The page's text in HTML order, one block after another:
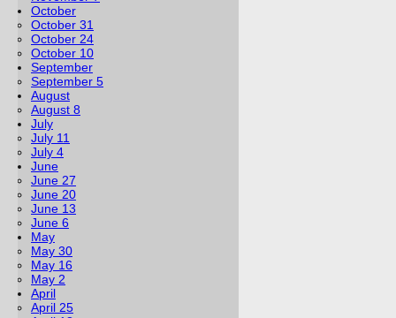
October
October 31
October 24
October 10
September
September 5
August
August 8
July
July 11
July 4
June
June 27
June 20
June 13
June 6
May
May 30
May 16
May 2
April
April 25